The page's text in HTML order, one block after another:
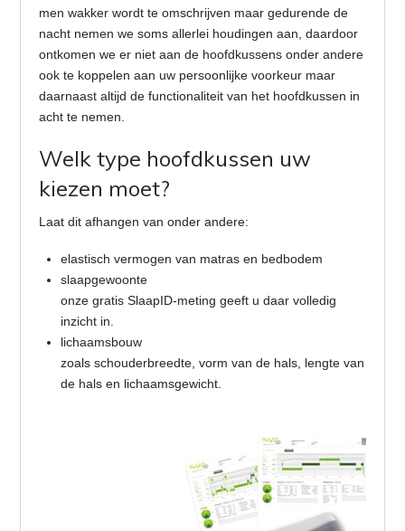
men wakker wordt te omschrijven maar gedurende de
nacht nemen we soms allerlei houdingen aan, daardoor
ontkomen we er niet aan de hoofdkussens onder andere
ook te koppelen aan uw persoonlijke voorkeur maar
daarnaast altijd de functionaliteit van het hoofdkussen in
acht te nemen.
Welk type hoofdkussen uw
kiezen moet?
Laat dit afhangen van onder andere:
elastisch vermogen van matras en bedbodem
slaapgewoonte
onze gratis SlaapID-meting geeft u daar volledig
inzicht in.
lichaamsbouw
zoals schouderbreedte, vorm van de hals, lengte van
de hals en lichaamsgewicht.